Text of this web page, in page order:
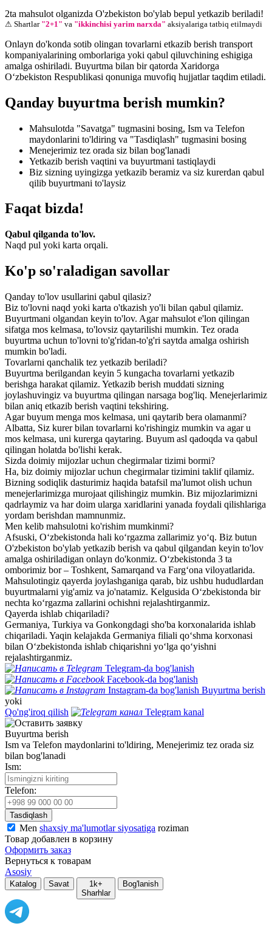
2ta mahsulot olganizda O'zbekiston bo'ylab bepul yetkazib beriladi!
⚠ Shartlar "2+1" va "ikkinchisi yarim narxda" aksiyalariga tatbiq etilmaydi
Onlayn do'konda sotib olingan tovarlarni etkazib berish transport
kompaniyalarining omborlariga yoki qabul qiluvchining eshigiga
amalga oshiriladi. Buyurtma bilan bir qatorda Xaridorga
O‘zbekiston Respublikasi qonuniga muvofiq hujjatlar taqdim etiladi.
Qanday buyurtma berish mumkin?
Mahsulotda "Savatga" tugmasini bosing, Ism va Telefon
maydonlarini to'ldiring va "Tasdiqlash" tugmasini bosing
Menejerimiz tez orada siz bilan bog'lanadi
Yetkazib berish vaqtini va buyurtmani tastiqlaydi
Biz sizning uyingizga yetkazib beramiz va siz kurerdan qabul
qilib buyurtmani to'laysiz
Faqat bizda!
Qabul qilganda to'lov.
Naqd pul yoki karta orqali.
Ko'p so'raladigan savollar
Qanday to'lov usullarini qabul qilasiz?
Biz to'lovni naqd yoki karta o'tkazish yo'li bilan qabul qilamiz.
Buyurtmani olgandan keyin to'lov. Agar mahsulot e'lon qilingan
sifatga mos kelmasa, to'lovsiz qaytarilishi mumkin. Tez orada
buyurtma uchun to'lovni to'g'ridan-to'g'ri saytda amalga oshirish
mumkin bo'ladi.
Tovarlarni qanchalik tez yetkazib beriladi?
Buyurtma berilgandan keyin 5 kungacha tovarlarni yetkazib
berishga harakat qilamiz. Yetkazib berish muddati sizning
joylashuvingiz va buyurtma qilingan narsaga bog'liq. Menejerlarimiz
bilan aniq etkazib berish vaqtini tekshiring.
Agar buyum menga mos kelmasa, uni qaytarib bera olamanmi?
Albatta, Siz kurer bilan tovarlarni ko'rishingiz mumkin va agar u
mos kelmasa, uni kurerga qaytaring. Buyum asl qadoqda va qabul
qilingan holatda bo'lishi kerak.
Sizda doimiy mijozlar uchun chegirmalar tizimi bormi?
Ha, biz doimiy mijozlar uchun chegirmalar tizimini taklif qilamiz.
Bizning sodiqlik dasturimiz haqida batafsil ma'lumot olish uchun
menejerlarimizga murojaat qilishingiz mumkin. Biz mijozlarimizni
qadrlaymiz va har doim ularga xaridlarini yanada foydali qilishlariga
yordam berishdan mamnunmiz.
Men kelib mahsulotni ko'rishim mumkinmi?
Afsuski, O‘zbekistonda hali ko‘rgazma zallarimiz yo‘q. Biz butun
O'zbekiston bo'ylab yetkazib berish va qabul qilgandan keyin to'lov
amalga oshiriladigan onlayn do'konmiz. O‘zbekistonda 3 ta
omborimiz bor – Toshkent, Samarqand va Farg‘ona viloyatlarida.
Mahsulotingiz qayerda joylashganiga qarab, biz ushbu hududlardan
buyurtmalarni yig'amiz va jo'natamiz. Kelgusida O‘zbekistonda bir
nechta ko‘rgazma zallarini ochishni rejalashtirganmiz.
Qayerda ishlab chiqariladi?
Germaniya, Turkiya va Gonkongdagi sho'ba korxonalarida ishlab
chiqariladi. Yaqin kelajakda Germaniya filiali qo‘shma korxonasi
bilan O‘zbekistonda ishlab chiqarishni yo‘lga qo‘yishni
rejalashtirganmiz.
Telegram-da bog'lanish
Facebook-da bog'lanish
Instagram-da bog'lanish Buyurtma berish
yoki
Qo'ng'iroq qilish
Telegram kanal
Buyurtma berish
Ism va Telefon maydonlarini to'ldiring, Menejerimiz tez orada siz
bilan bog'lanadi
Ism:
Telefon:
Tasdiqlash
Men shaxsiy ma'lumotlar siyosatiga roziman
Товар добавлен в корзину
Оформить заказ
Вернуться к товарам
Asosiy
Katalog Savat
1k+
Sharhlar
Bog'lanish